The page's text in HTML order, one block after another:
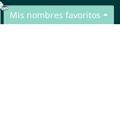
Mis nombres favoritos